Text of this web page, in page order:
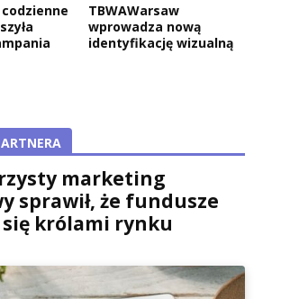
codzienne
TBWAWarsaw
wprowadza nową
identyfikację wizualną
marketing
sprawił, że fundusze
się królami rynku